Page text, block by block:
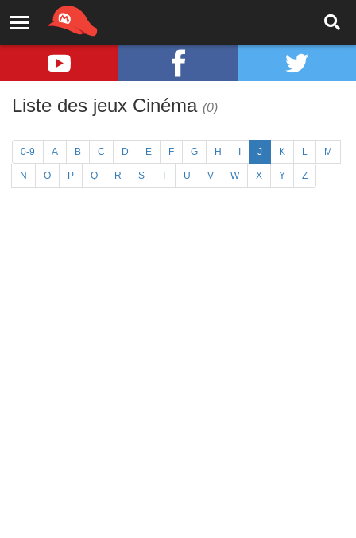
Liste des jeux Cinéma (0)
0-9 A B C D E F G H J K L M
N O P Q R S T U V W X Y Z